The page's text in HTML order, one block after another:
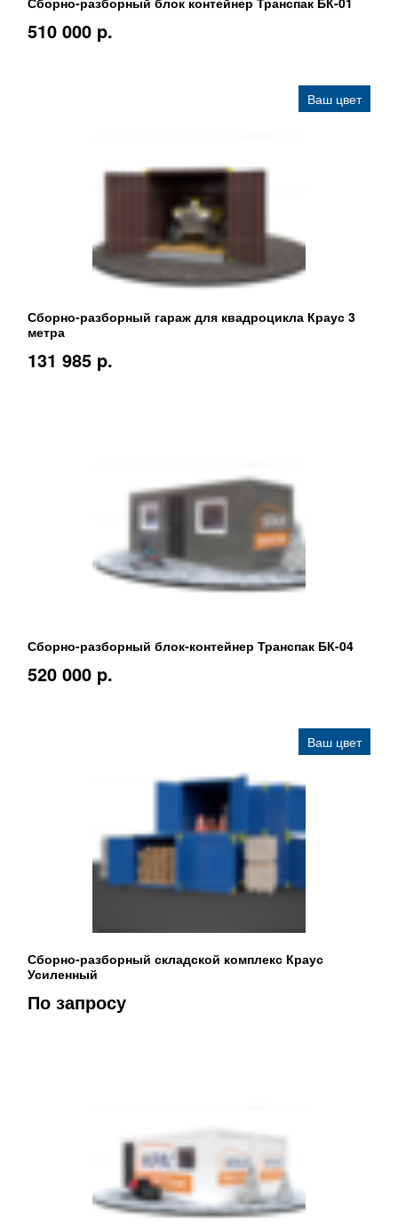
510 000 p.
Ваш цвет
Сборно-разборный гараж для квадроцикла Краус 3
метра
131 985 p.
Сборно-разборный блок-контейнер Транспак БК-04
520 000 p.
Ваш цвет
Сборно-разборный складской комплекс Краус
Усиленный
По запросу